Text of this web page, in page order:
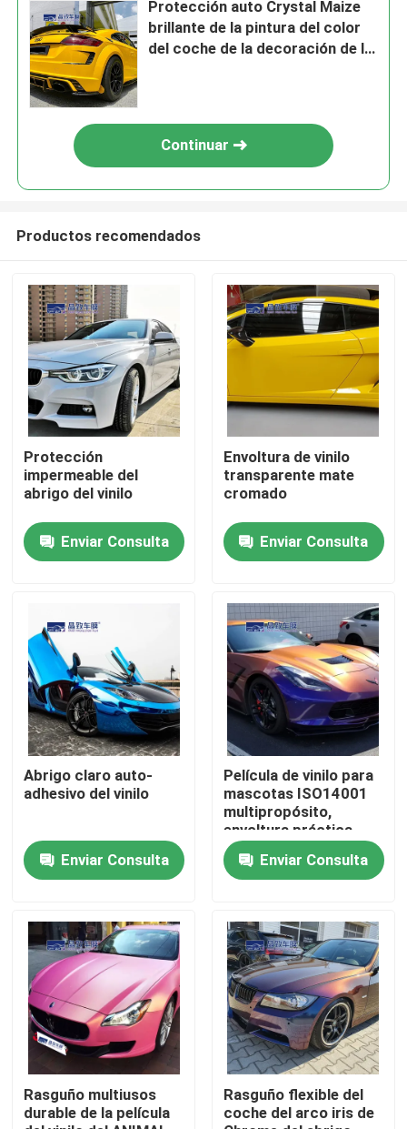
Productos
Videos
Sobre nosotros
Contacto
noticias
Todos los casos
Película de protección de pintura coloreada
Protección auto Crystal Maize
brillante de la pintura del color
del coche de la decoración de la
Continuar
Productos recomendados
Protección
impermeable del
abrigo del vinilo
Enviar Consulta
Envoltura de vinilo
transparente mate
cromado
Enviar Consulta
Abrigo claro auto-
adhesivo del vinilo
Enviar Consulta
Película de vinilo para
mascotas ISO14001
multipropósito,
envoltura práctica
para vehículos
camaleónEnviar Consulta
Rasguño multiusos
durable de la película
Rasguño flexible del
coche del arco iris de